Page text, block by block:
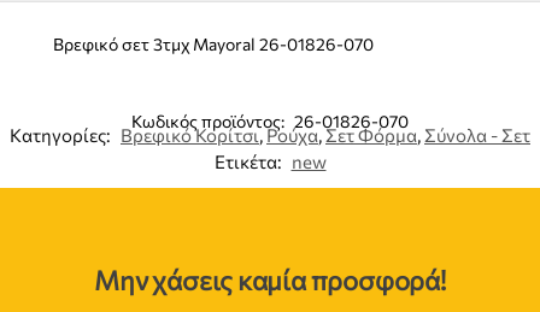
Βρεφικό σετ 3τμχ Mayoral 26-01826-070
Κωδικός προϊόντος: 26-01826-070
Κατηγορίες: Βρεφικό Κορίτσι,Ρούχα,Σετ Φόρμα, Σύνολα - Σετ
Ετικέτα: new
Μην χάσεις καμία προσφορά!